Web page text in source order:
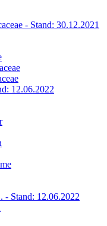
- Stand: 30.12.2021
12.06.2022
- Stand: 12.06.2022